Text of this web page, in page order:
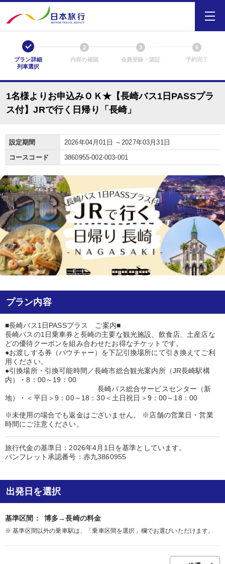
1
プラン詳細
列車選択
2
内容の確認
3
会員登録・認証
6
予約完了
1名様よりお申込みＯＫ★【長崎バス1日PASSプラ
ス付】JRで行く日帰り「長崎」
設定期間
2026年04月01日 ～2027年03月31日
コースコード
3860955-002-003-001
プラン内容
■長崎バス1日PASSプラス ご案内■
長崎バスの1日乗車券と長崎の主要な観光施設、飲食店、土産店な
どの優待クーポンを組み合わせたお得なチケットです。
●お渡しする券（バウチャー）を下記引換場所にて引き換えてご利
用ください。
●引換場所・引換可能時間／長崎市総合観光案内所（JR長崎駅構
内）・8：00～19：00
長崎バス総合サービスセンター（新
地）・＜平日＞9：00～18：30＜土日祝日＞9：00～18：00
※未使用の場合でも返金はございません。 ※店舗の営業日・営業
時間にご注意ください。
旅行代金の基準日：2026年4月1日を基準としています。
パンフレット承認番号：赤九3860955
出発日を選択
基準区間： 博多→長崎の料金
※ 基準区間以外の乗車駅は、「乗車区間を選択」欄でお選びいただけます。